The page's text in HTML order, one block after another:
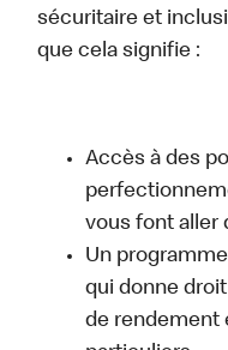
sécuritaire et
que cela signifie :
Accès à des
vous font aller
Un
qui donne
de rendement